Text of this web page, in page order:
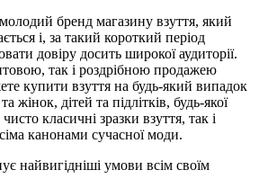
бренд магазину взуття, який
і, за такий короткий період
довіру досить широкої аудиторії.
так і роздрібною продажею
купити взуття на будь-який випадок
жінок, дітей та підлітків, будь-якої
класичні зразки взуття, так і
канонами сучасної моди.
найвигідніші умови всім своїм